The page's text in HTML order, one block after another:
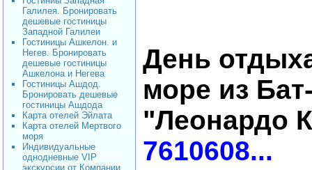
Галилея. Бронировать
дешевые гостиницы
Западной Галилеи
Гостиницы Ашкелон. и
Негев. Бронировать
дешевые гостиницы
Ашкелона и Негева
Гостиницы Ашдод.
Бронировать дешевые
гостиницы Ашдода
Карта отелей Эйлата
Карта отелей Мертвого
моря
Индивидуальные
однодневные VIP
экскурсии от Компании
День
море из
"Леонардо
7610608...